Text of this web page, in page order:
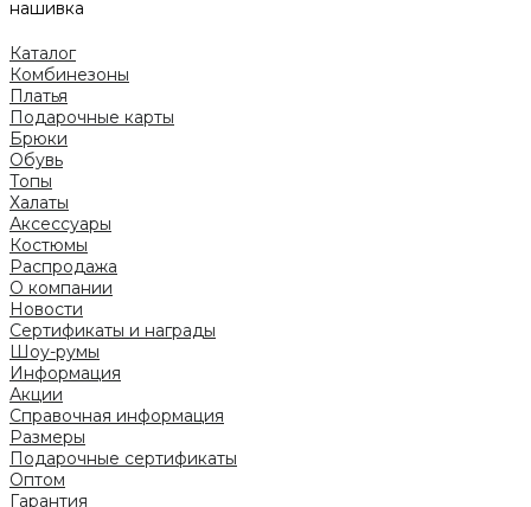
нашивка
Каталог
Комбинезоны
Платья
Подарочные карты
Брюки
Обувь
Топы
Халаты
Аксессуары
Костюмы
Распродажа
О компании
Новости
Сертификаты и награды
Шоу-румы
Информация
Акции
Справочная информация
Размеры
Подарочные сертификаты
Оптом
Гарантия